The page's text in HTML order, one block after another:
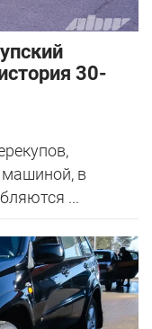
30-
машиной, в
...